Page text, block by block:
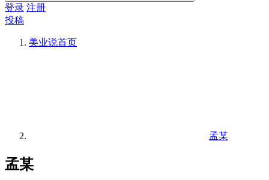
登录 注册
投稿
美业说首页
孟某
孟某